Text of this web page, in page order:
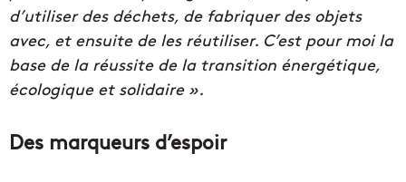
d’utiliser des déchets, de fabriquer des objets
avec, et ensuite de les réutiliser. C’est pour moi la
base de la réussite de la transition énergétique,
écologique et solidaire ».
Des marqueurs d’espoir